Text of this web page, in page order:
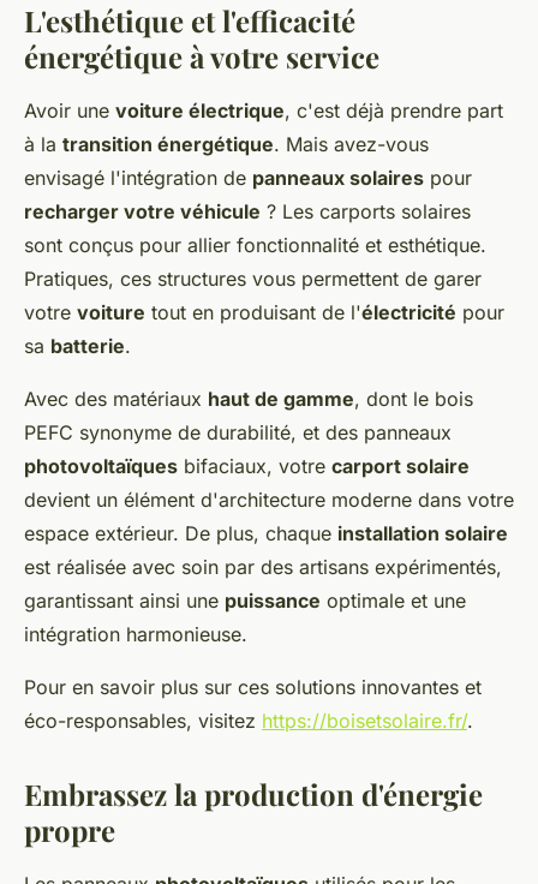
L'esthétique et l'efficacité
énergétique à votre service
Avoir une voiture électrique, c'est déjà prendre part
à la transition énergétique. Mais avez-vous
envisagé l'intégration de panneaux solaires pour
recharger votre véhicule ? Les carports solaires
sont conçus pour allier fonctionnalité et esthétique.
Pratiques, ces structures vous permettent de garer
votre voiture tout en produisant de l'électricité pour
sa batterie.
Avec des matériaux haut de gamme, dont le bois
PEFC synonyme de durabilité, et des panneaux
photovoltaïques bifaciaux, votre carport solaire
devient un élément d'architecture moderne dans votre
espace extérieur. De plus, chaque installation solaire
est réalisée avec soin par des artisans expérimentés,
garantissant ainsi une puissance optimale et une
intégration harmonieuse.
Pour en savoir plus sur ces solutions innovantes et
éco-responsables, visitez https://boisetsolaire.fr/.
Embrassez la production d'énergie
propre